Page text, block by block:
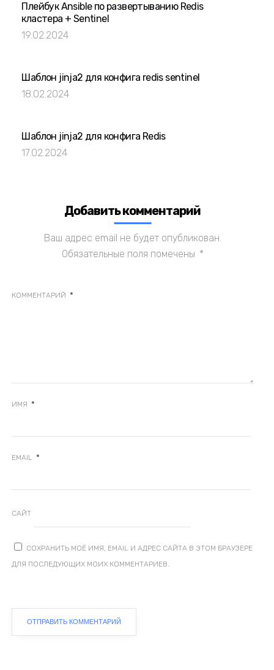
Плейбук Ansible по развертыванию Redis
кластера + Sentinel
19.02.2024
Шаблон jinja2 для конфига redis sentinel
18.02.2024
Шаблон jinja2 для конфига Redis
17.02.2024
Добавить комментарий
Ваш адрес email не будет опубликован.
Обязательные поля помечены *
КОММЕНТАРИЙ *
ИМЯ *
EMAIL *
САЙТ
СОХРАНИТЬ МОЁ ИМЯ, EMAIL И АДРЕС САЙТА В ЭТОМ БРАУЗЕРЕ
ДЛЯ ПОСЛЕДУЮЩИХ МОИХ КОММЕНТАРИЕВ.